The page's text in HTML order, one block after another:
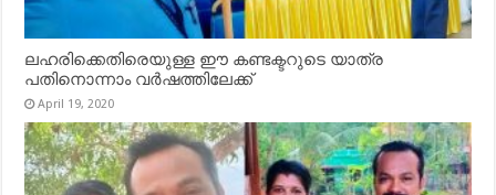
ലഹരിക്കെതിരെയുള്ള ഈ കണ്ടക്ടറുടെ യാത്ര
പതിനൊന്നാം വർഷത്തിലേക്ക്
April 19, 2020